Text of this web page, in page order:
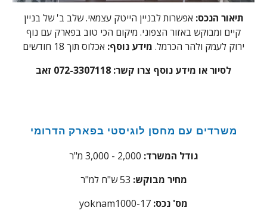
תיאור הנכס: אפשרות לבניין הייטק עצמאי. שלב ב' של בניין
קיים ומבוקש באזור הצפוני. מיקום הכי טוב בפארק עם נוף
ירוק לעמק ולהר הכרמל. מידע נוסף: אכלוס תוך 18 חודשים
לסיור או מידע נוסף צרו קשר: 072-3307118 זאב
משרדים עם מחסן לוגיסטי בפארק הדרומי
גודל המשרד:
מחיר מבוקש: 53ש"ח למ"ר
yoknam1000-17 :מס' נכס